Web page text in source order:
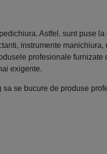
Astfel, sunt puse la
instrumente manichiura,
profesionale furnizate
exigente.
se bucure de produse
din domeniu: Thuya, Cupio,